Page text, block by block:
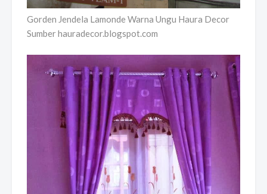
Gorden Jendela Lamonde Warna Ungu Haura Decor
Sumber hauradecor.blogspot.com